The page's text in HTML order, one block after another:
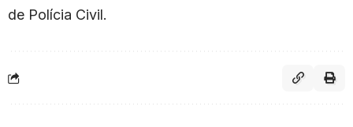
de Polícia Civil.